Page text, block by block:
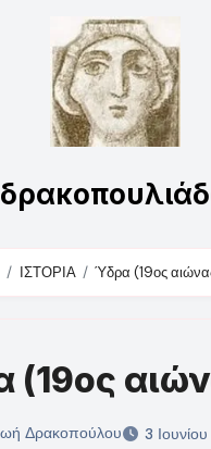
ΙΣΤΟΡΙΑ Ύδρα (19ος
(19ος
Δρακοπούλου
3